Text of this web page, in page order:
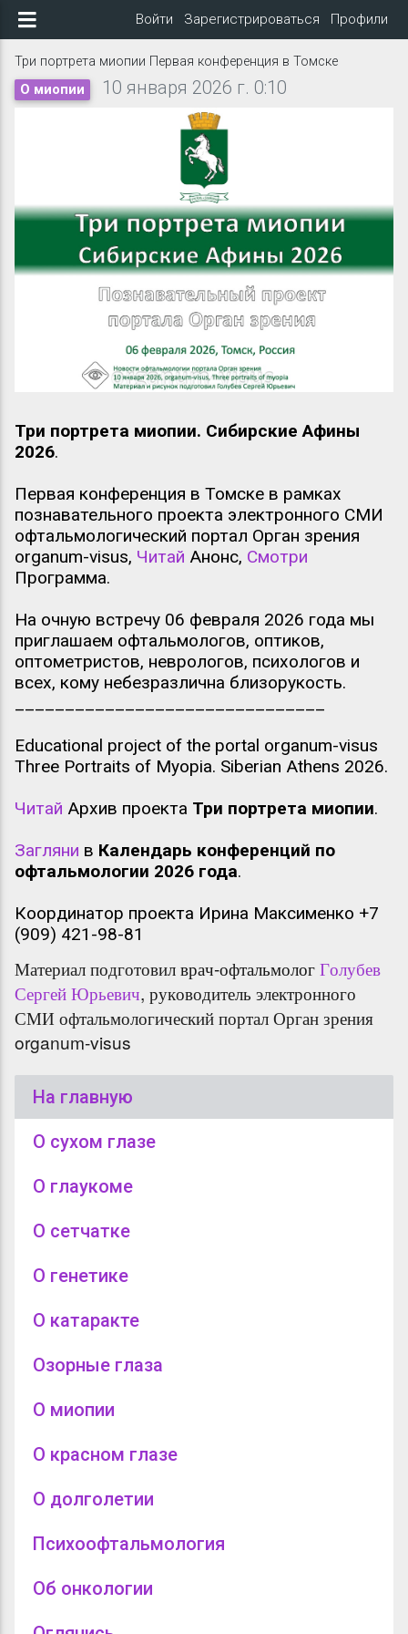
Войти Зарегистрироваться Профили
Три портрета миопии Первая конференция в Томске
О миопии 10 января 2026 г. 0:10
Три портрета миопии. Сибирские Афины
2026.
Первая конференция в Томске в рамках
познавательного проекта электронного СМИ
офтальмологический портал Орган зрения
organum-visus, Читай Анонс, Смотри
Программа.
На очную встречу 06 февраля 2026 года мы
приглашаем офтальмологов, оптиков,
оптометристов, неврологов, психологов и
всех, кому небезразлична близорукость.
Educational project of the portal organum-visus
Three Portraits of Myopia. Siberian Athens 2026.
Читай Архив проекта Три портрета миопии.
Загляни в Календарь конференций по
офтальмологии 2026 года.
Координатор проекта Ирина Максименко +7
(909) 421-98-81
Материал подготовилврач-офтальмологГолубев
Сергей Юрьевич, руководитель электронного
СМИ офтальмологический портал Орган зрения
organum-visus
На главную
О сухом глазе
О глаукоме
О сетчатке
О генетике
О катаракте
Озорные глаза
О миопии
О красном глазе
О долголетии
Психоофтальмология
Об онкологии